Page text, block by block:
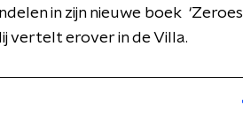
in zijn nieuwe boek ‘Zeroes
vertelt erover in de Villa.